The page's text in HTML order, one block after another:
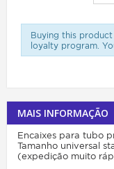
Buying this
loyalty program.
MAIS INFORMAÇÃO
Encaixes para tubo
Tamanho universal
(expedição muito